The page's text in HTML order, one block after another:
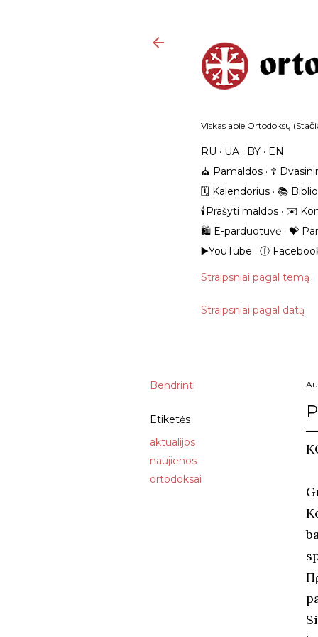
Viskas apie Ortodoksų
RU UA BY
EN
⛪️ Pamaldos
☦️
🗓️ Kalendorius
📚
🕯️Prašyti maldos
✉️
🛍️ E-parduotuvė
💝
▶️YouTube
ⓕ
Straipsniai pagal temą
Straipsniai pagal datą
Bendrinti
Etiketės
aktualijos
naujienos
ortodoksai